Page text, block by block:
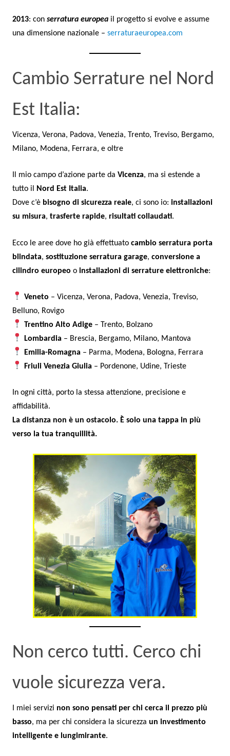
2013: conserratura europea il progetto si evolve e assume
una dimensione nazionale –serraturaeuropea.com
Cambio Serrature nel Nord
Est Italia:
Vicenza, Verona, Padova, Venezia, Trento, Treviso, Bergamo,
Milano, Modena, Ferrara, e oltre
Il mio campo d’azione parte daVicenza, ma si estende a
tutto il Nord Est Italia.
Dove c’è bisogno di sicurezza reale, ci sono io:installazioni
su misura,trasferte rapide,risultati collaudati.
Ecco le aree dove ho già effettuatocambio serratura porta
blindata,sostituzione serratura garage,conversione a
cilindro europeo oinstallazioni di serrature elettroniche:
Veneto – Vicenza, Verona, Padova, Venezia, Treviso,
Belluno, Rovigo
Trentino Alto Adige– Trento, Bolzano
Lombardia – Brescia, Bergamo, Milano, Mantova
Emilia-Romagna – Parma, Modena, Bologna, Ferrara
Friuli Venezia Giulia – Pordenone, Udine, Trieste
In ogni città, porto la stessa attenzione, precisione e
affidabilità.
La distanza non è un ostacolo. È solo una tappa in più
verso la tua tranquillità.
Non cerco tutti. Cerco chi
vuole sicurezza vera.
I miei servizi non sono pensati per chi cerca il prezzo più
basso, ma per chi considera la sicurezzaun investimento
intelligente e lungimirante.